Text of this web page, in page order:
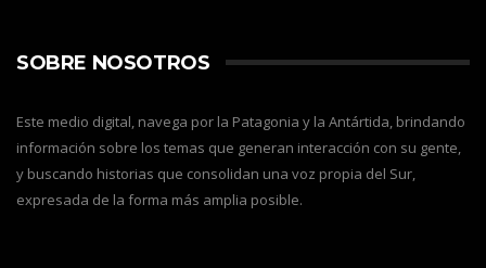
SOBRE NOSOTROS
Este medio digital, navega por la Patagonia y la Antártida, brindando
información sobre los temas que generan interacción con su gente,
y buscando historias que consolidan una voz propia del Sur,
expresada de la forma más amplia posible.